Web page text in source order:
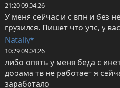
21:20 09.04.26
У меня сейчас и с впн и без
грузился. Пишет что упс, у
Nataliy*
10:29 09.04.26
либо опять у меня беда с
дорама тв не работает я
заработало